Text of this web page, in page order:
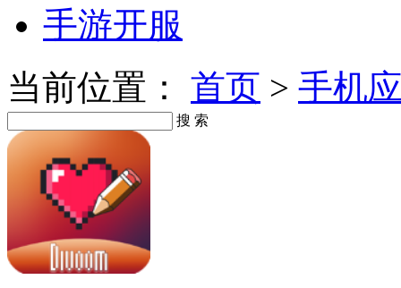
手游开服
当前位置： 首页 > 手机
搜 索